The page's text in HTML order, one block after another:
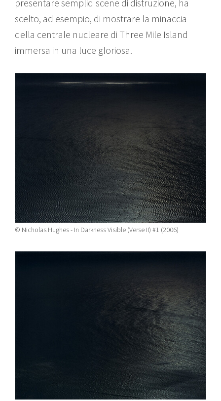
presentare semplici scene di distruzione, ha
scelto, ad esempio, di mostrare la minaccia
della centrale nucleare di Three Mile Island
immersa in una luce gloriosa.
© Nicholas Hughes - In Darkness Visible (Verse II) #1 (2006)